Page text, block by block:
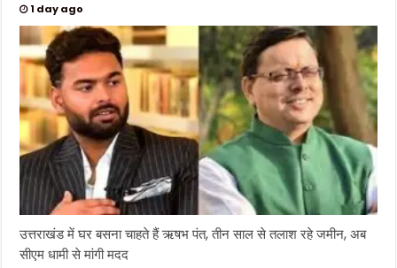
1 day ago
उत्तराखंड में घर बसना चाहते हैं ऋषभ पंत, तीन साल से तलाश रहे जमीन, अब
सीएम धामी से मांगी मदद